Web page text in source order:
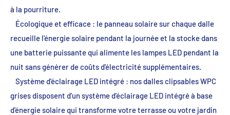
à la pourriture.
Écologique et efficace : le panneau solaire sur chaque dalle
recueille l'énergie solaire pendant la journée et la stocke dans
une batterie puissante qui alimente les lampes LED pendant la
nuit sans générer de coûts d'électricité supplémentaires.
Système d'éclairage LED intégré : nos dalles clipsables WPC
grises disposent d'un système d'éclairage LED intégré à base
d'énergie solaire qui transforme votre terrasse ou votre jardin